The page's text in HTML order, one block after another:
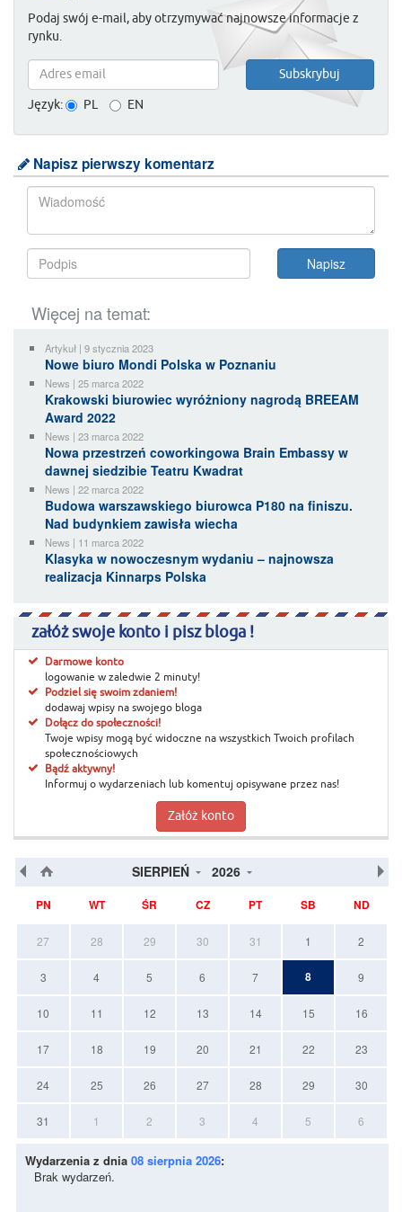
Podaj swój e-mail, aby otrzymywać najnowsze informacje z
rynku.
Język: PL EN
Napisz pierwszy komentarz
Więcej na temat:
Artykuł | 9 stycznia 2023
Nowe biuro Mondi Polska w Poznaniu
News | 25 marca 2022
Krakowski biurowiec wyróżniony nagrodą BREEAM
Award 2022
News | 23 marca 2022
Nowa przestrzeń coworkingowa Brain Embassy w
dawnej siedzibie Teatru Kwadrat
News | 22 marca 2022
Budowa warszawskiego biurowca P180 na finiszu.
Nad budynkiem zawisła wiecha
News | 11 marca 2022
Klasyka w nowoczesnym wydaniu – najnowsza
realizacja Kinnarps Polska
załóż swoje konto i pisz bloga !
Darmowe konto
logowanie w zaledwie 2 minuty!
Podziel się swoim zdaniem!
dodawaj wpisy na swojego bloga
Dołącz do społeczności!
Twoje wpisy mogą być widoczne na wszystkich Twoich profilach
społecznościowych
Bądź aktywny!
Informuj o wydarzeniach lub komentuj opisywane przez nas!
Załóż konto
SIERPIEŃ 2026
PN WT ŚR CZ PT SB ND
27 28 29 30 31 1 2
3 4 5 6 7 8 9
10 11 12 13 14 15 16
17 18 19 20 21 22 23
24 25 26 27 28 29 30
31 1 2 3 4 5 6
Wydarzenia z dnia 08 sierpnia 2026:
Brak wydarzeń.